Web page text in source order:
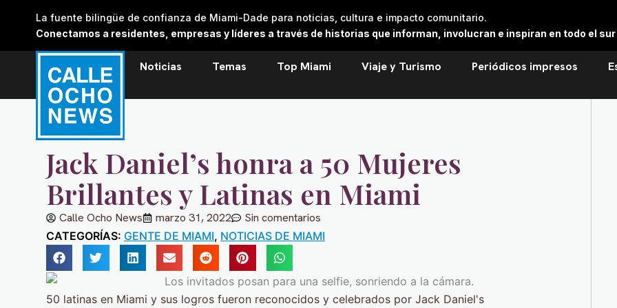
La fuente bilingüe de confianza de Miami-Dade para noticias, cultura e impacto comunitario.
Conectamos a residentes, empresas y líderes a través de historias que informan, involucran e inspiran en todo el sur
Noticias Temas Top Miami Viaje y Turismo Periódicos impresos
Jack Daniel’s honra a 50 Mujeres
Brillantes y Latinas en Miami
Calle Ocho News marzo 31, 2022 Sin comentarios
CATEGORÍAS: GENTE DE MIAMI, NOTICIAS DE MIAMI
50 latinas en Miami y sus logros fueron reconocidos y celebrados por Jack Daniel's